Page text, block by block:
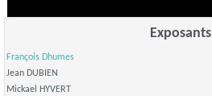
Exposants
François Dhumes
Jean DUBIEN
Mickael HYVERT